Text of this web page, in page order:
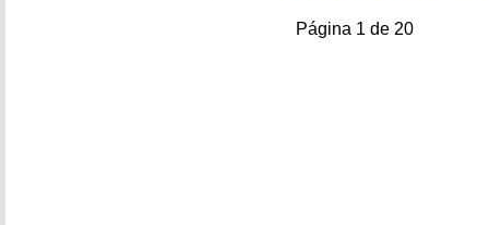
Página 1 de 20